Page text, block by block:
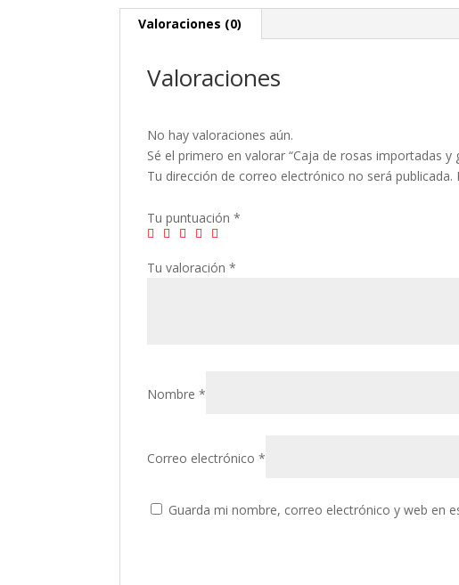
Valoraciones (0)
Valoraciones
No hay valoraciones aún.
Sé el primero en valorar “Caja de rosas importadas y
Tu dirección de correo electrónico no será publicada.
Tu puntuación*
Tu valoración*
Nombre*
Correo electrónico*
Guarda mi nombre, correo electrónico y web en